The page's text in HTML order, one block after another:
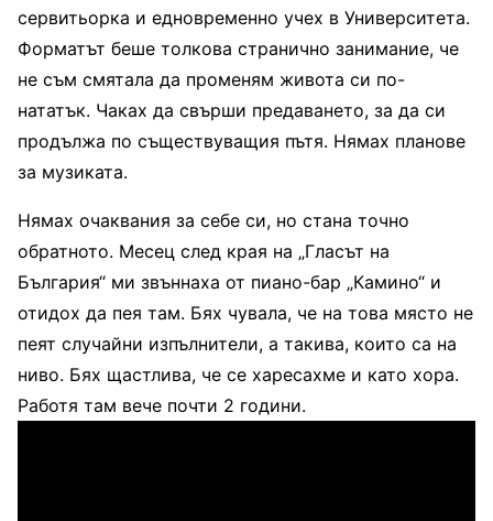
сервитьорка и едновременно учех в Университета.
Форматът беше толкова странично занимание, че
не съм смятала да променям живота си по-
нататък. Чаках да свърши предаването, за да си
продължа по съществуващия пътя. Нямах планове
за музиката.
Нямах очаквания за себе си, но стана точно
обратното. Месец след края на „Гласът на
България“ ми звъннаха от пиано-бар „Камино“ и
отидох да пея там. Бях чувала, че на това място не
пеят случайни изпълнители, а такива, които са на
ниво. Бях щастлива, че се харесахме и като хора.
Работя там вече почти 2 години.